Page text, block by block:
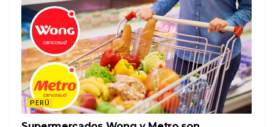
PERÚ